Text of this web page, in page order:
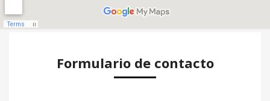
Formulario de contacto